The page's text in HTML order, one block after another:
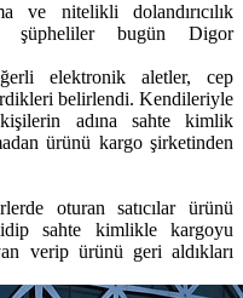
ve nitelikli dolandırıcılık
şüpheliler bugün Digor
elektronik aletler, cep
belirlendi. Kendileriyle
adına sahte kimlik
ürünü kargo şirketinden
oturan satıcılar ürünü
sahte kimlikle kargoyu
verip ürünü geri aldıkları